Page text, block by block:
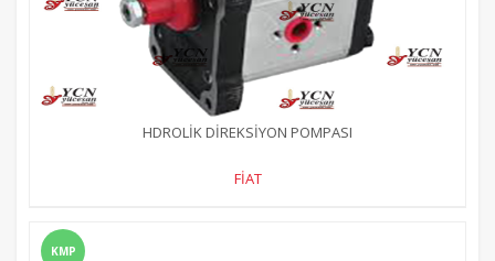
HDROLİK DİREKSİYON POMPASI
FİAT
KMP